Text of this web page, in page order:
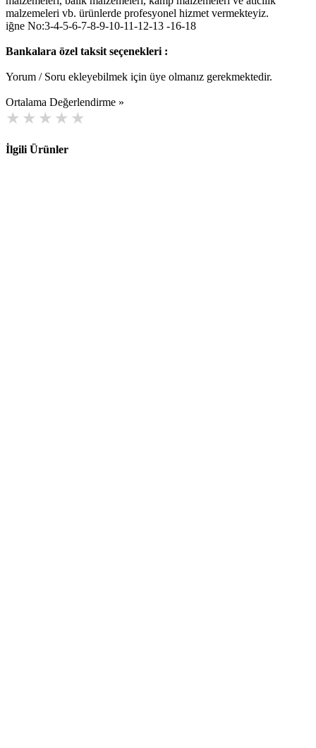
malzemeleri vb. ürünlerde profesyonel hizmet vermekteyiz.
iğne No:3-4-5-6-7-8-9-10-11-12-13 -16-18
Bankalara özel taksit seçenekleri :
Yorum / Soru ekleyebilmek için üye olmanız gerekmektedir.
Ortalama Değerlendirme »
İlgili Ürünler